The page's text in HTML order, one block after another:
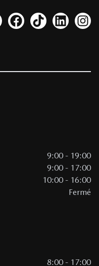
notre compte Twitter
vers notre chaîne
Lien vers notre page
Lien vers notre
Lien vers
Lien
9:00 - 19:00
9:00 - 17:00
10:00 - 16:00
Fermé
8:00 - 17:00